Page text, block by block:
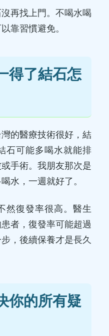
再找上門。不喝水喝
靠習慣避免。
得了結石怎
的醫療技術很好，結
石可能多喝水就能排
手術。我朋友那次是
水，一週就好了。
然復發率很高。醫生
者，復發率可能超過
，後續保養才是長久
你的所有疑